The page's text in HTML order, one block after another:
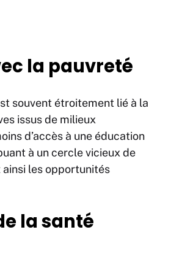
la pauvreté
souvent étroitement lié à la
issus de milieux
d’accès à une éducation
à un cercle vicieux de
les opportunités
la santé